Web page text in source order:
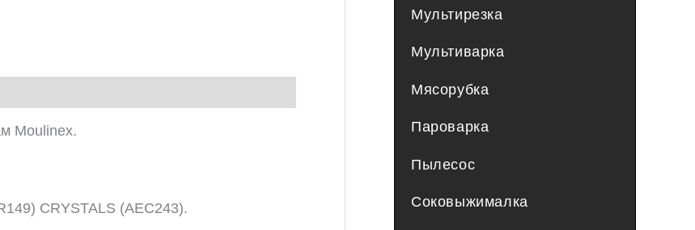
Moulinex.
CRYSTALS (AEC243).
Мультирезка
Мультиварка
Мясорубка
Пароварка
Пылесос
Соковыжималка